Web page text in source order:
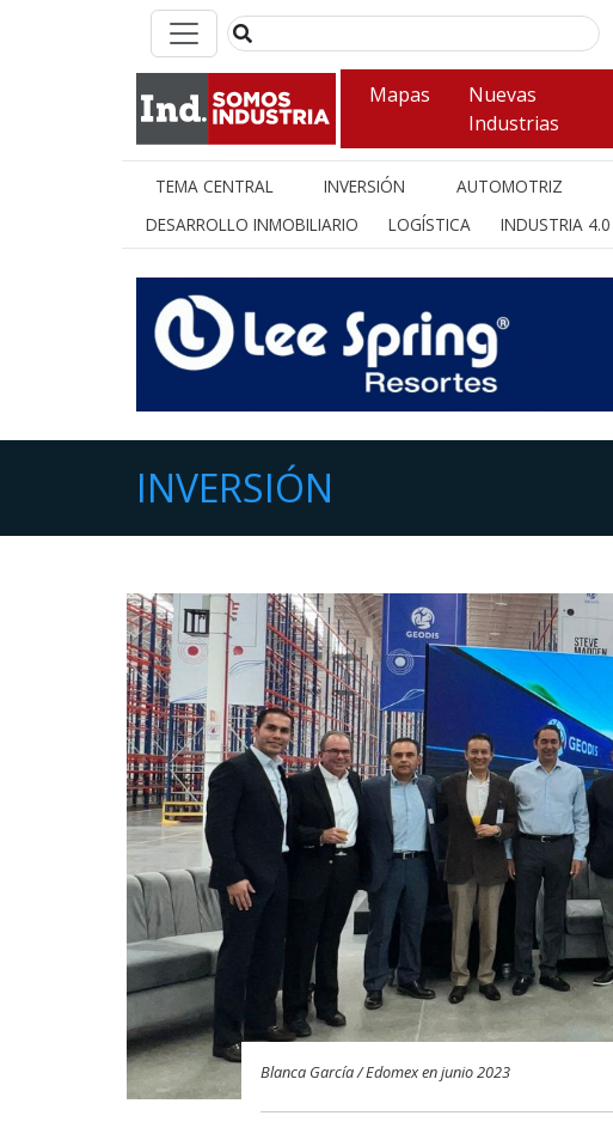
Mapas
Nuevas
Industrias
TEMA CENTRAL INVERSIÓN AUTOMOTRIZ
DESARROLLO INMOBILIARIO
LOGÍSTICA INDUSTRIA 4.0
INVERSIÓN
Blanca García / Edomex en junio 2023